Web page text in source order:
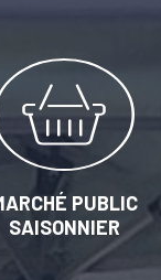
PUBLIC
SAISONNIER